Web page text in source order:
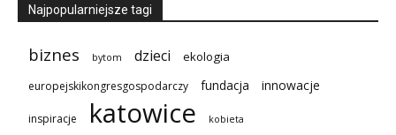
Najpopularniejsze tagi
biznes bytom dzieci ekologia
europejskikongresgospodarczy fundacja innowacje
inspiracje katowice kobieta